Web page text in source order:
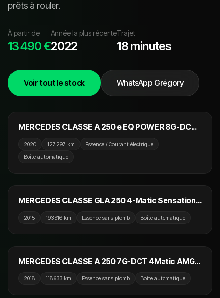
prêts à rouler.
À partir de
13 490 €
Année la plus récente
2022
Trajet
18 minutes
Voir tout le stock WhatsApp Grégory
NOUVEAU
23 990 €
MERCEDES CLASSE A 250 e EQ POWER 8G-DCT
2020 127 297 km
Essence / Courant électrique
Boîte automatique
NOUVEAU
13 990 €
MERCEDES CLASSE GLA 250 4-Matic Sensation
2015 193 616 km Essence sans plomb Boîte automatique
24 990 €
MERCEDES CLASSE A 250 7G-DCT 4Matic AMG
2018 118 633 km Essence sans plomb Boîte automatique
24 990 €